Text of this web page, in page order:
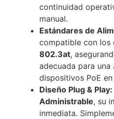
continuidad
manual.
Estándares de
compatible con los
802.3at,
adecuada para
dispositivos PoE
Diseño Plug & Play:
Administrable, su
inmediata.